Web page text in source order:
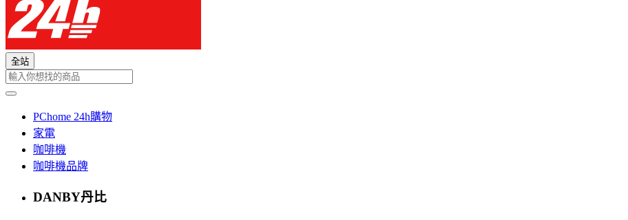
全站
PChome 24h購物
家電
咖啡機
咖啡機品牌
DANBY丹比